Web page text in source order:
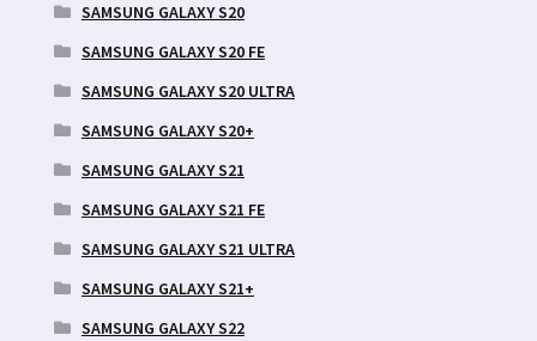
SAMSUNG GALAXY S20
SAMSUNG GALAXY S20 FE
SAMSUNG GALAXY S20 ULTRA
SAMSUNG GALAXY S20+
SAMSUNG GALAXY S21
SAMSUNG GALAXY S21 FE
SAMSUNG GALAXY S21 ULTRA
SAMSUNG GALAXY S21+
SAMSUNG GALAXY S22